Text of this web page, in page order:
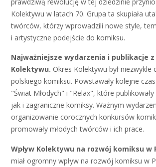
Kolektywu w latach 70. Grupa ta skupiała
twórców, którzy wprowadzili nowe style,
i artystyczne podejście do komiksu.
Najważniejsze wydarzenia i publikacje
Kolektywu. Okres Kolektywu był niezwykle
polskiego komiksu. Powstawały kolejne
"Świat Młodych" i "Relax", które
jak i zagraniczne komiksy. Ważnym
organizowanie corocznych konkursów
promowały młodych twórców i ich prace.
Wpływ Kolektywu na rozwój komiksu w
miał ogromny wpływ na rozwój komiksu w